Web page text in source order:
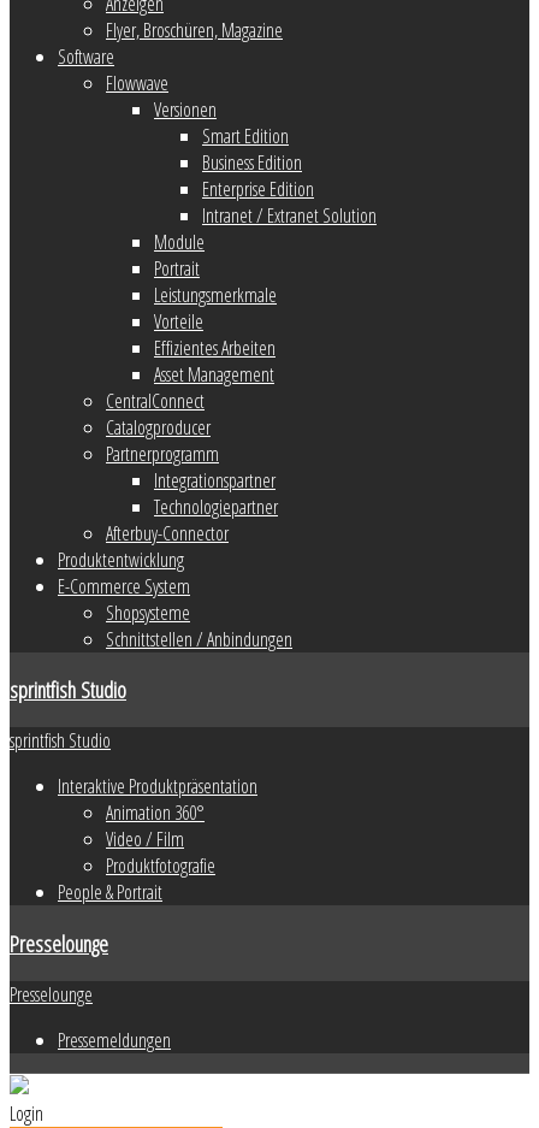
Flyer, Broschüren, Magazine
Software
Flowwave
Versionen
Smart Edition
Business Edition
Enterprise Edition
Intranet / Extranet Solution
Module
Portrait
Leistungsmerkmale
Vorteile
Effizientes Arbeiten
Asset Management
CentralConnect
Catalogproducer
Partnerprogramm
Integrationspartner
Technologiepartner
Afterbuy-Connector
Produktentwicklung
E-Commerce System
Shopsysteme
Schnittstellen / Anbindungen
sprintfish Studio
sprintfish Studio
Interaktive Produktpräsentation
Animation 360°
Video / Film
Produktfotografie
People & Portrait
Presselounge
Presselounge
Pressemeldungen
Login